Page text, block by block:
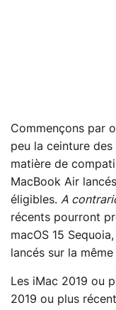
Commençons par
peu la ceinture
matière de
MacBook Air
éligibles. A
récents pourront
macOS 15
lancés sur la
Les iMac 2019 ou
2019 ou plus